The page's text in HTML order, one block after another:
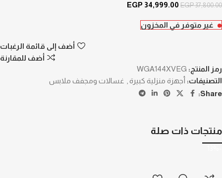
EGP37,800.00
EGP 34,999.00
غير متوفر في المخزون
أضف إلى قائمة الرغبات
أضف للمقارنة
رمز المنتج: WGA144XVEG
التصنيفات: أجهزة منزلية كبيرة
غسالات ومجفف ملابس
Share:
منتجات ذات صلة